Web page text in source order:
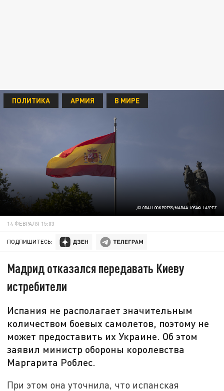
/GLOBALLOOKPRESS/MARÃA JOSÃ© LÃ³PEZ
ПОЛИТИКА АРМИЯ В МИРЕ
14 ФЕВРАЛЯ 15:03
ПОДПИШИТЕСЬ:
Мадрид отказался передавать Киеву
истребители
Испания не располагает значительным
количеством боевых самолетов, поэтому не
может предоставить их Украине. Об этом
заявил министр обороны королевства
Маргарита Роблес.
При этом она уточнила, что испанская